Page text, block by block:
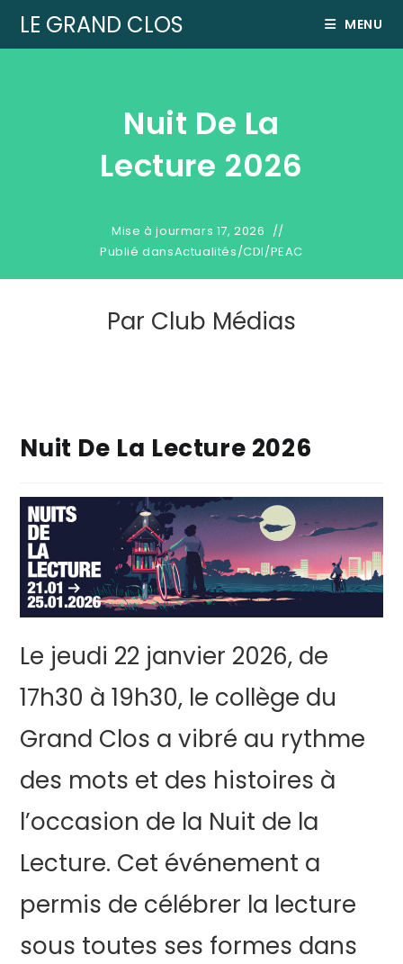
LE GRAND CLOS MENU
Nuit De La
Lecture 2026
Mise à jourmars 17, 2026
Publié dansActualités/CDI/PEAC
Par Club Médias
Nuit De La Lecture 2026
Le jeudi 22 janvier 2026, de
17h30 à 19h30, le collège du
Grand Clos a vibré au rythme
des mots et des histoires à
l’occasion de la Nuit de la
Lecture. Cet événement a
permis de célébrer la lecture
sous toutes ses formes dans